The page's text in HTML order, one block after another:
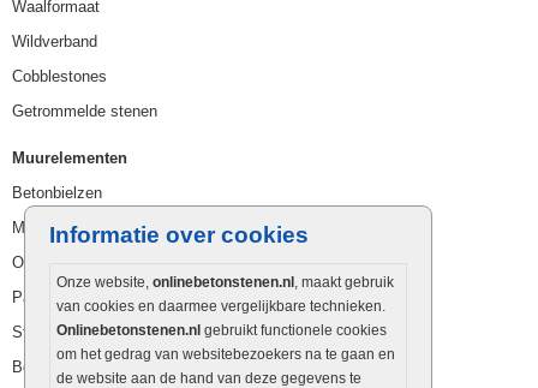
Informatie over cookies
Onze website, onlinebetonstenen.nl , maakt gebruik
van cookies en daarmee vergelijkbare technieken.
Onlinebetonstenen.nl gebruikt functionele cookies
om het gedrag van websitebezoekers na te gaan en
de website aan de hand van deze gegevens te
Waalformaat
Wildverband
Cobblestones
Getrommelde stenen
Muurelementen
Betonbielzen
Muurstenen
Opsluitbanden
Palissaden
Stapelblokken
Betonblokken